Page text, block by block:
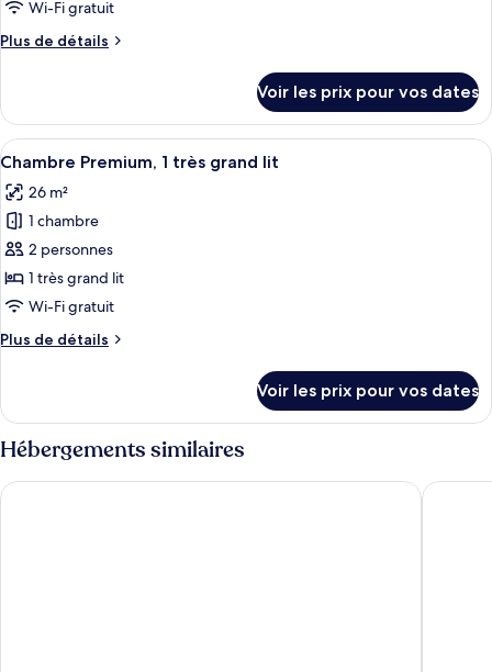
chambre :
grand
lit
Wi-Fi gratuit
Plus de détails
Plus
le
type
de
Chambre
Standard,
grand
lit
Voir les prix pour vos dates
Afficher
toutes
les
photos
pour
ce
type
chambre :
très
grand
lit
Une chambre d’hôtel avec un
4
Chambre Premium, 1 très grand lit
26 m²
1 chambre
2 personnes
1 très grand lit
Wi-Fi gratuit
Plus de détails
Plus
le
type
de
Chambre
Voir les prix pour vos dates
Hébergements similaires
Holiday Inn Brussels Airport by IHG NH